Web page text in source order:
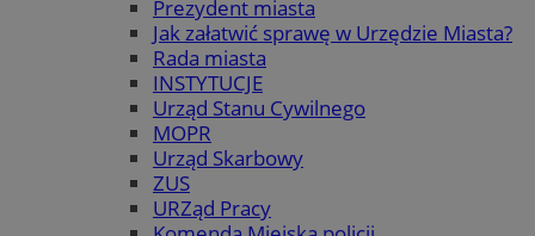
Prezydent miasta
Jak załatwić sprawę w Urzędzie Miasta?
Rada miasta
INSTYTUCJE
Urząd Stanu Cywilnego
MOPR
Urząd Skarbowy
ZUS
URZąd Pracy